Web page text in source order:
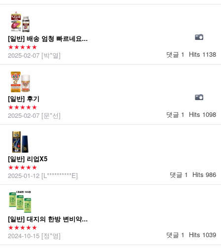
댓글 1 Hits 1138
[일반] 배송 엄청 빠르네요...
★★★★★
2025-02-07 [박*열]
댓글 1 Hits 1098
[일반] 후기
★★★★★
2025-02-07 [문*선]
댓글 1 Hits 986
[일반] 리업X5
★★★★★
2025-01-12 [L**********E]
댓글 1 Hits 1039
[일반] 대지의 한방 변비약...
★★★★★
2024-10-15 [정*영]